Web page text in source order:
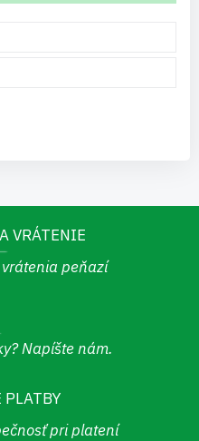
VRÁTENIE
peňazí
Napíšte nám.
PLATBY
pri platení